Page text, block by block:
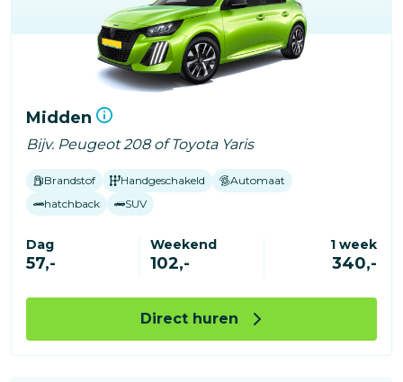
Midden
Bijv. Peugeot 208 of Toyota Yaris
Brandstof Handgeschakeld
Automaat
hatchback
SUV
Dag
57,-
Weekend
102,-
1 week
340,-
Direct huren